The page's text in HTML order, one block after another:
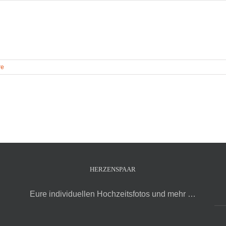
HERZENSPAAR
Eure individuellen Hochzeitsfotos und mehr …